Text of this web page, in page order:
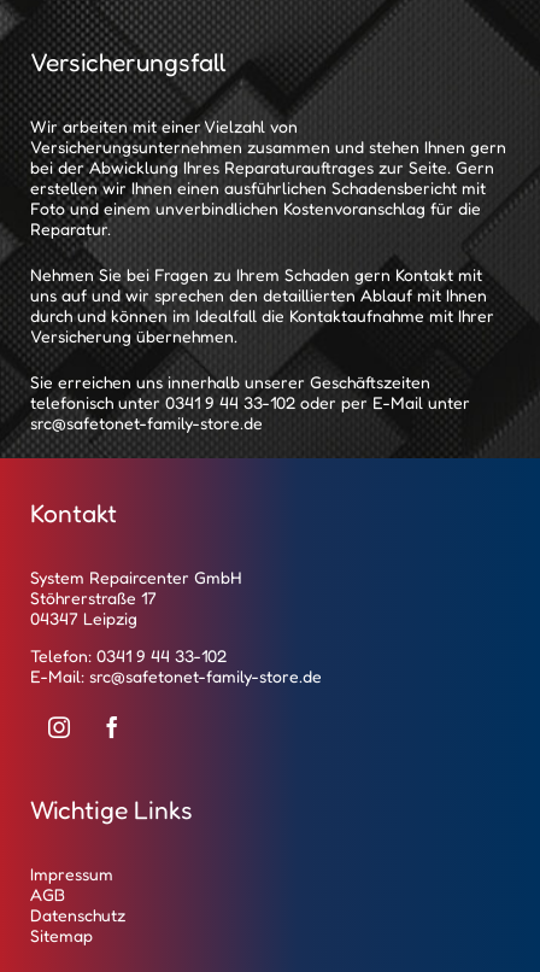
Versicherungsfall
Wir arbeiten mit einer Vielzahl von
Versicherungsunternehmen zusammen und stehen Ihnen gern
bei der Abwicklung Ihres Reparaturauftrages zur Seite. Gern
erstellen wir Ihnen einen ausführlichen Schadensbericht mit
Foto und einem unverbindlichen Kostenvoranschlag für die
Reparatur.
Nehmen Sie bei Fragen zu Ihrem Schaden gern Kontakt mit
uns auf und wir sprechen den detaillierten Ablauf mit Ihnen
durch und können im Idealfall die Kontaktaufnahme mit Ihrer
Versicherung übernehmen.
Sie erreichen uns innerhalb unserer Geschäftszeiten
telefonisch unter 0341 9 44 33-102oder per E-Mail unter
src@safetonet-family-store.de
Kontakt
System Repaircenter GmbH
Stöhrerstraße 17
04347 Leipzig
Telefon: 0341 9 44 33-102
E-Mail: src@safetonet-family-store.de
Instag Faceb
ook
Wichtige Links
Impressum
AGB
Datenschutz
Sitemap